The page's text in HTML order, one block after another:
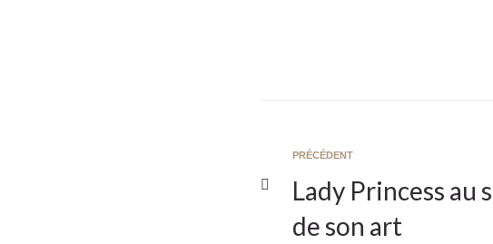
PRÉCÉDENT
Lady Princess au
de son art